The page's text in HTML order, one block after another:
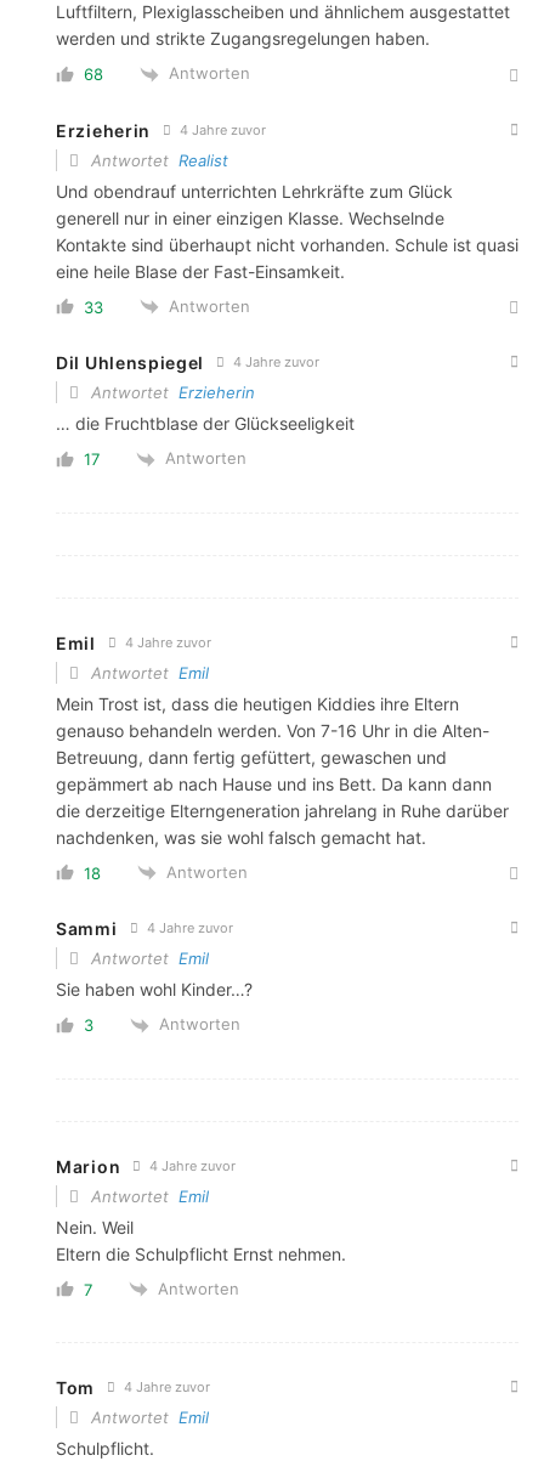
Luftfiltern, Plexiglasscheiben und ähnlichem ausgestattet
werden und strikte Zugangsregelungen haben.
68 Antworten
Erzieherin 4 Jahre zuvor
Antwortet Realist
Und obendrauf unterrichten Lehrkräfte zum Glück
generell nur in einer einzigen Klasse. Wechselnde
Kontakte sind überhaupt nicht vorhanden. Schule ist quasi
eine heile Blase der Fast-Einsamkeit.
33 Antworten
Dil Uhlenspiegel 4 Jahre zuvor
Antwortet Erzieherin
… die Fruchtblase der Glückseeligkeit
17 Antworten
Emil 4 Jahre zuvor
Antwortet Emil
Mein Trost ist, dass die heutigen Kiddies ihre Eltern
genauso behandeln werden. Von 7-16 Uhr in die Alten-
Betreuung, dann fertig gefüttert, gewaschen und
gepämmert ab nach Hause und ins Bett. Da kann dann
die derzeitige Elterngeneration jahrelang in Ruhe darüber
nachdenken, was sie wohl falsch gemacht hat.
18 Antworten
Sammi 4 Jahre zuvor
Antwortet Emil
Sie haben wohl Kinder…?
3 Antworten
Marion 4 Jahre zuvor
Antwortet Emil
Nein. Weil
Eltern die Schulpflicht Ernst nehmen.
7 Antworten
Tom 4 Jahre zuvor
Antwortet Emil
Schulpflicht.